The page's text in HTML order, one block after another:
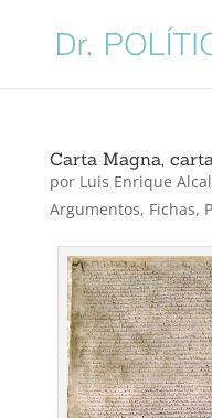
Carta Magna,
por Luis Enrique
Argumentos, Fichas,